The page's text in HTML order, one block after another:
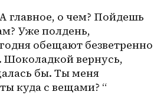
главное, о чем? Пойдешь
Уже полдень,
обещают безветренно
Шоколадкой вернусь,
бы. Ты меня
куда с вещами? “